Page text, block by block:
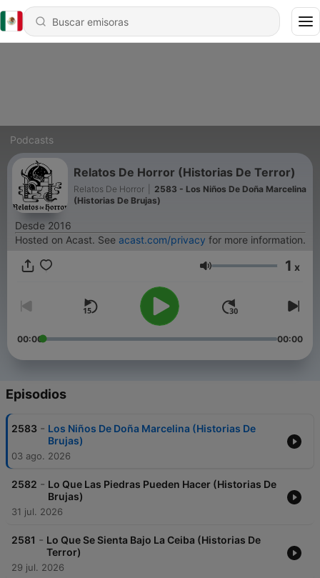
Podcasts
Relatos De Horror (Historias De Terror)
Relatos De Horror
2583 - Los Niños De Doña Marcelina
(Historias De Brujas)
Desde 2016
Hosted on Acast. See acast.com/privacy for more information.
Volumen 1 x
00:00 00:00
Episodios
2583 - Los Niños De Doña Marcelina (Historias De
Brujas)
03 ago. 2026
2582 - Lo Que Las Piedras Pueden Hacer (Historias De
Brujas)
31 jul. 2026
2581 - Lo Que Se Sienta Bajo La Ceiba (Historias De
Terror)
29 jul. 2026